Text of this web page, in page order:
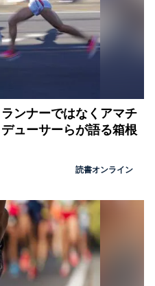
ンナーではなくアマチ
ューサーらが語る箱根
読書オンライン